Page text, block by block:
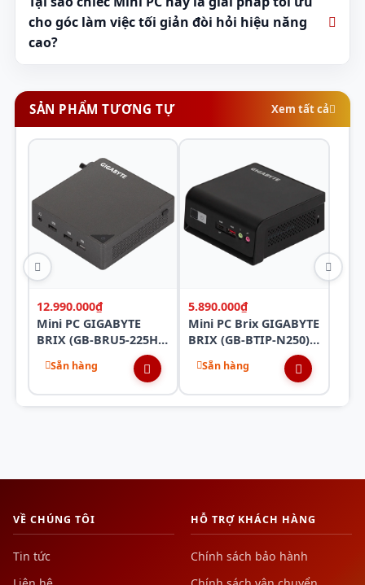
cho góc làm việc tối giản đòi hỏi hiệu năng
cao?
SẢN PHẨM TƯƠNG TỰ Xem tất cả
12.990.000₫
Mini PC GIGABYTE
BRIX (GB-BRU5-225H)
(Ultra 5 225H) | 2xD5-
6400 | 2xNVMe |
2xHDMI | 1xUSB4 |
WiFi 7 | Bluetooth |
Sẵn hàng
5.890.000₫
Mini PC Brix GIGABYTE
BRIX (GB-BTIP-N250)
N250 | 1xD5-4800 |
1xNVMe | 1x Sata |
1xHDMI | WF BT |
1xLAN VESA | nOS
Sẵn hàng
VỀ CHÚNG TÔI
Tin tức
HỖ TRỢ KHÁCH HÀNG
Chính sách bảo hành